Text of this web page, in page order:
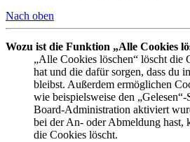
Nach oben
Wozu ist die Funktion „Alle Cookies
„Alle Cookies löschen“ löscht die
hat und die dafür sorgen, dass du
bleibst. Außerdem ermöglichen
wie beispielsweise den
Board-Administration aktiviert
bei der An- oder Abmeldung hast,
die Cookies löscht.